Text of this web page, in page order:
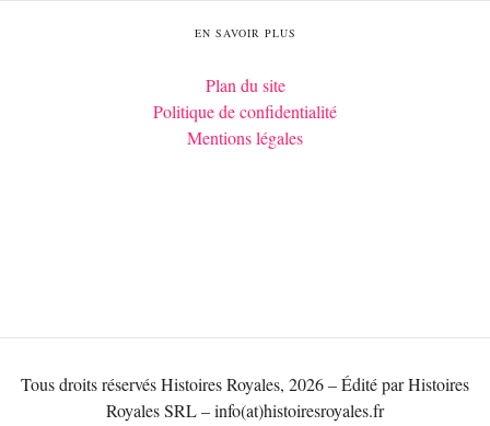
EN SAVOIR PLUS
Plan du site
Politique de confidentialité
Mentions légales
Tous droits réservés Histoires Royales, 2026 – Édité par Histoires
Royales SRL – info(at)histoiresroyales.fr